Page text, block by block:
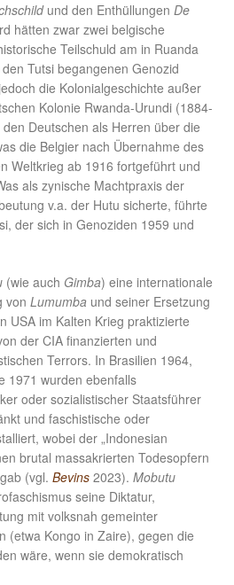
und den Enthüllungen De
hätten zwar zwei belgische
Teilschuld am in Ruanda
Tutsi begangenen Genozid
die Kolonialgeschichte außer
Kolonie Rwanda-Urundi (1884-
Deutschen als Herren über die
die Belgier nach Übernahme des
Weltkrieg ab 1916 fortgeführt und
als zynische Machtpraxis der
v.a. der Hutu sicherte, führte
der sich in Genoziden 1959 und
(wie auch Gimba) eine internationale
von Lumumba und seiner Ersetzung
USA im Kalten Krieg praktizierte
der CIA finanzierten und
Terrors. In Brasilien 1964,
1971 wurden ebenfalls
oder sozialistischer Staatsführer
und faschistische oder
wobei der „Indonesian
brutal massakrierten Todesopfern
(vgl. Bevins 2023). Mobutu
seine Diktatur,
mit volksnah gemeinter
(etwa Kongo in Zaire), gegen die
wäre, wenn sie demokratisch